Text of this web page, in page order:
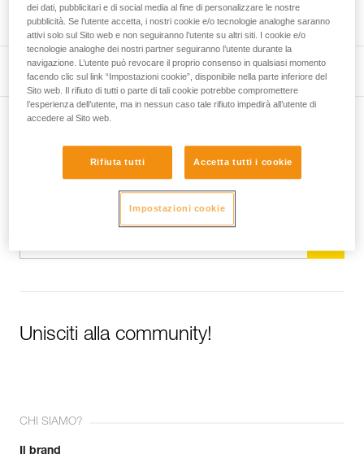
Professional
Iscriviti alla newsletter
e rimani connesso alle nostre novità
Unisciti alla community!
CHI SIAMO?
Il brand
dei dati, pubblicitari e di social media al fine di personalizzare le nostre
pubblicità. Se l’utente accetta, i nostri cookie e/o tecnologie analoghe saranno
attivi solo sul Sito web e non seguiranno l’utente su altri siti. I cookie e/o
tecnologie analoghe dei nostri partner seguiranno l’utente durante la
navigazione. L’utente può revocare il proprio consenso in qualsiasi momento
facendo clic sul link “Impostazioni cookie”, disponibile nella parte inferiore del
Sito web. Il rifiuto di tutti o parte di tali cookie potrebbe compromettere
l’esperienza dell’utente, ma in nessun caso tale rifiuto impedirà all’utente di
accedere al Sito web.
Rifiuta tutti Accetta tutti i cookie
Impostazioni cookie